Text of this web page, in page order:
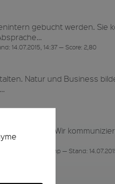
gebucht werden. Sie
14.07.2015, 14:37 — Score: 2,80
Natur und Business
erfolgreich . Wir
— Stand: